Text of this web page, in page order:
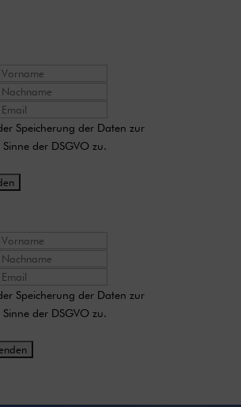
Speicherung der Daten zur
der DSGVO zu.
Speicherung der Daten zur
der DSGVO zu.